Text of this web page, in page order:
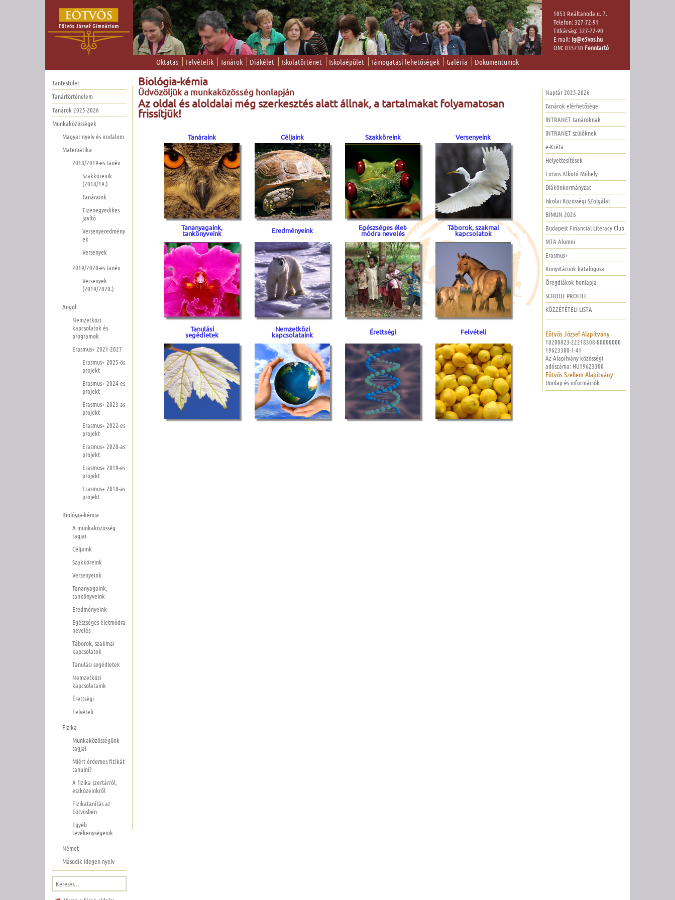
1053 Reáltanoda u. 7.
Telefon: 327-72-91
Titkárság: 327-72-90
E-mail: ig@e5vos.hu
OM: 035230 Fenntartó
Oktatás Felvételik Tanárok Diákélet Iskolatörténet Iskolaépület Támogatási lehetőségek Galéria Dokumentumok
Tantestület
Tanártörténelem
Tanárok 2025-2026
Munkaközösségek
Magyar nyelv és irodalom
Matematika
2018/2019-es tanév
Szakköreink
(2018/19.)
Tanáraink
Tizenegyedikes
javító
Versenyeredmény
ek
Versenyek
2019/2020-es tanév
Versenyek
(2019/2020.)
Angol
Nemzetközi
kapcsolatok és
programok
Erasmus+ 2021-2027
Erasmus+ 2025-ös
projekt
Erasmus+ 2024-es
projekt
Erasmus+ 2023-as
projekt
Erasmus+ 2022-es
projekt
Erasmus+ 2020-as
projekt
Erasmus+ 2019-es
projekt
Erasmus+ 2018-as
projekt
Biológia-kémia
A munkaközösség
tagjai
Céljaink
Szakköreink
Versenyeink
Tananyagaink,
tankönyveink
Eredményeink
Egészséges életmódra
nevelés
Táborok, szakmai
kapcsolatok
Tanulási segédletek
Nemzetközi
kapcsolataink
Érettségi
Felvételi
Fizika
Munkaközösségünk
tagjai
Miért érdemes fizikát
tanulni?
A fizika szertárról,
eszközeinkről
Fizikatanítás az
Eötvösben
Egyéb
tevékenységeink
Német
Második idegen nyelv
Keresés:
Biológia-kémia
Üdvözöljük a munkaközösség honlapján
Az oldal és aloldalai még szerkesztés alatt állnak, a tartalmakat folyamatosan
frissítjük!
Tanáraink Céljaink Szakköreink Versenyeink
Tananyagaink,
tankönyveink Eredményeink Egészséges élet-
módra nevelés
Táborok, szakmai
kapcsolatok
Tanulási
segédletek
Nemzetközi
kapcsolataink Érettségi Felvételi
Naptár 2025-2026
Tanárok elérhetősége
INTRANET tanároknak
INTRANET szülőknek
e-Kréta
Helyettesítések
Eötvös Alkotó Műhely
Diákönkormányzat
Iskolai Közösségi SZolgálat
BIMUN 2026
Budapest Financial Literacy Club
MTA Alumni
Erasmus+
Könyvtárunk katalógusa
Öregdiákok honlapja
SCHOOL PROFILE
KÖZZÉTÉTELI LISTA
Eötvös József Alapítvány
10200823-22218308-00000000
19623300-1-41
Az Alapítvány közösségi
adószáma: HU19623300
Eötvös Szellem Alapítvány
Honlap és információk